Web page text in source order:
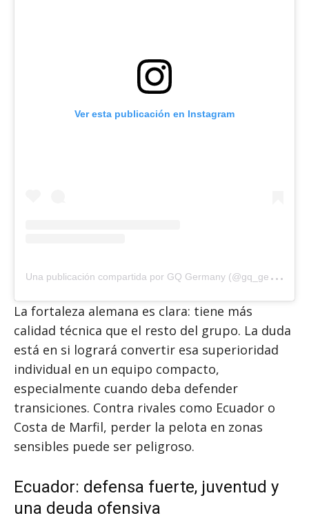
Ver esta publicación en Instagram
U
na publicación compartida por GQ Germany (@gq_germany)
La fortaleza alemana es clara: tiene más
calidad técnica que el resto del grupo. La duda
está en si logrará convertir esa superioridad
individual en un equipo compacto,
especialmente cuando deba defender
transiciones. Contra rivales como Ecuador o
Costa de Marfil, perder la pelota en zonas
sensibles puede ser peligroso.
Ecuador: defensa fuerte, juventud y
una deuda ofensiva